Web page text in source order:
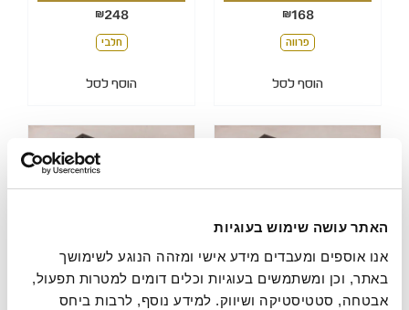
האתר עושה שימוש בעוגיות
168
₪
פרווה
הוסף לסל
248
₪
חלבי
הוסף לסל
מגש ירקות
138
₪
מגש גבינות
268
₪